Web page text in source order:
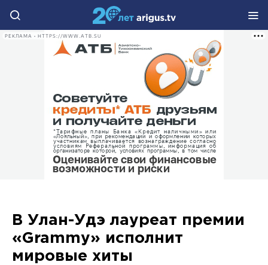
РЕКЛАМА • HTTPS://WWW.ATB.SU
В Улан-Удэ лауреат премии
«Grammy» исполнит
мировые хиты